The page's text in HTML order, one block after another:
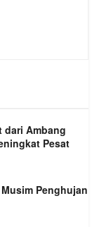
dari Ambang
Pesat
Penghujan